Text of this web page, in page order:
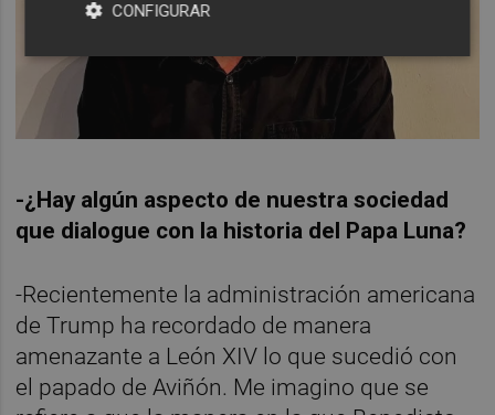
-¿Hay algún aspecto de nuestra sociedad
que dialogue con la historia del Papa Luna?
-Recientemente la administración americana
de Trump ha recordado de manera
amenazante a León XIV lo que sucedió con
el papado de Aviñón. Me imagino que se
CONFIGURAR